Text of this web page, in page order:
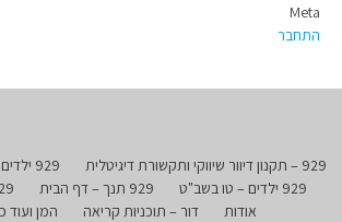
Meta
התחבר
929 – תקנון דיוור שיווקי ותקשורת דיגיטלית 929 ילדים
929 ילדים – טו בשב"ט
929 תנך – דף הבית
929 תנך
אודות
דור – תוכניות קריאה
המן ועוד